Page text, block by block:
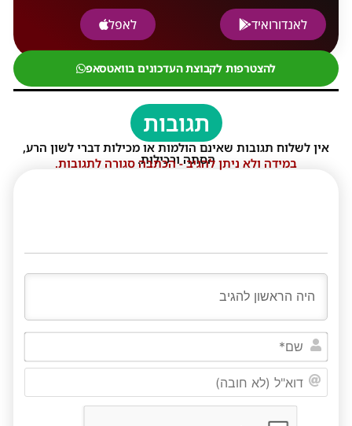
לאנדורואיד
לאפל
להצטרפות לקבוצת העדכונים בוואטסאפ
תגובות
אין לשלוח תגובות שאינם הולמות או מכילות דברי לשון הרע,
הסתה ורכילות.
במידה ולא ניתן להגיב - הכתבה סגורה לתגובות.
שם*